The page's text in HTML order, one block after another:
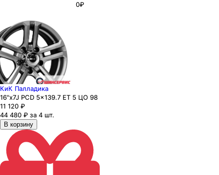
0₽
КиК Палладика
16"x7J PCD 5x139.7 ЕТ 5 ЦО 98
11 120 ₽
44 480 ₽ за 4 шт.
В корзину